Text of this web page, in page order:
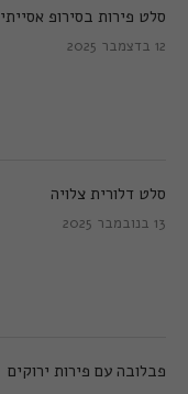
סלט פירות בסירופ אסייתי
12 בדצמבר 2025
סלט דלורית צלויה
13 בנובמבר 2025
פבלובה עם פירות ירוקים